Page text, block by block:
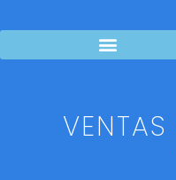
VENTAS